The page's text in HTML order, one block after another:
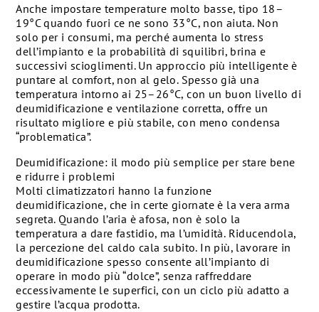
Anche impostare temperature molto basse, tipo 18–
19°C quando fuori ce ne sono 33°C, non aiuta. Non
solo per i consumi, ma perché aumenta lo stress
dell’impianto e la probabilità di squilibri, brina e
successivi scioglimenti. Un approccio più intelligente è
puntare al comfort, non al gelo. Spesso già una
temperatura intorno ai 25–26°C, con un buon livello di
deumidificazione e ventilazione corretta, offre un
risultato migliore e più stabile, con meno condensa
“problematica”.
Deumidificazione: il modo più semplice per stare bene
e ridurre i problemi
Molti climatizzatori hanno la funzione
deumidificazione, che in certe giornate è la vera arma
segreta. Quando l’aria è afosa, non è solo la
temperatura a dare fastidio, ma l’umidità. Riducendola,
la percezione del caldo cala subito. In più, lavorare in
deumidificazione spesso consente all’impianto di
operare in modo più “dolce”, senza raffreddare
eccessivamente le superfici, con un ciclo più adatto a
gestire l’acqua prodotta.